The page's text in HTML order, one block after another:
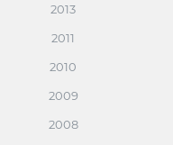
2013
2011
2010
2009
2008